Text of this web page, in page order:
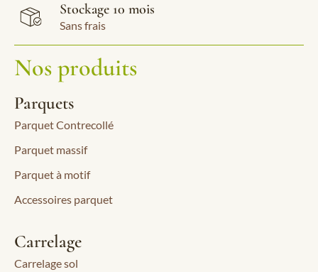
Stockage 10 mois
Sans frais
Nos produits
Parquets
Parquet Contrecollé
Parquet massif
Parquet à motif
Accessoires parquet
Carrelage
Carrelage sol